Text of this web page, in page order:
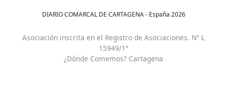
DIARIO COMARCAL DE CARTAGENA - España 2026
Asociación inscrita en el Registro de Asociaciones. Nº L
15949/1ª
¿Dónde Comemos? Cartagena